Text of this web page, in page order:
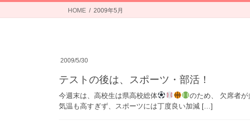
HOME 2009年5月
2009/5/30
テストの後は、スポーツ・部活！
今週末は、高校生は県高校総体
のため、 欠席者
気温も高すぎず、スポーツには丁度良い加減 […]